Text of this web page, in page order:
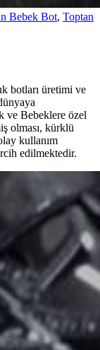
Bebek Bot, Toptan
botları üretimi ve
ve Bebeklere özel
olması, kürklü
kullanım
edilmektedir.